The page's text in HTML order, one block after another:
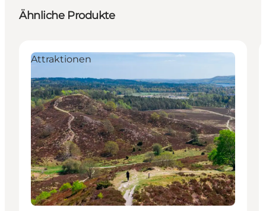
Ähnliche Produkte
Attraktionen